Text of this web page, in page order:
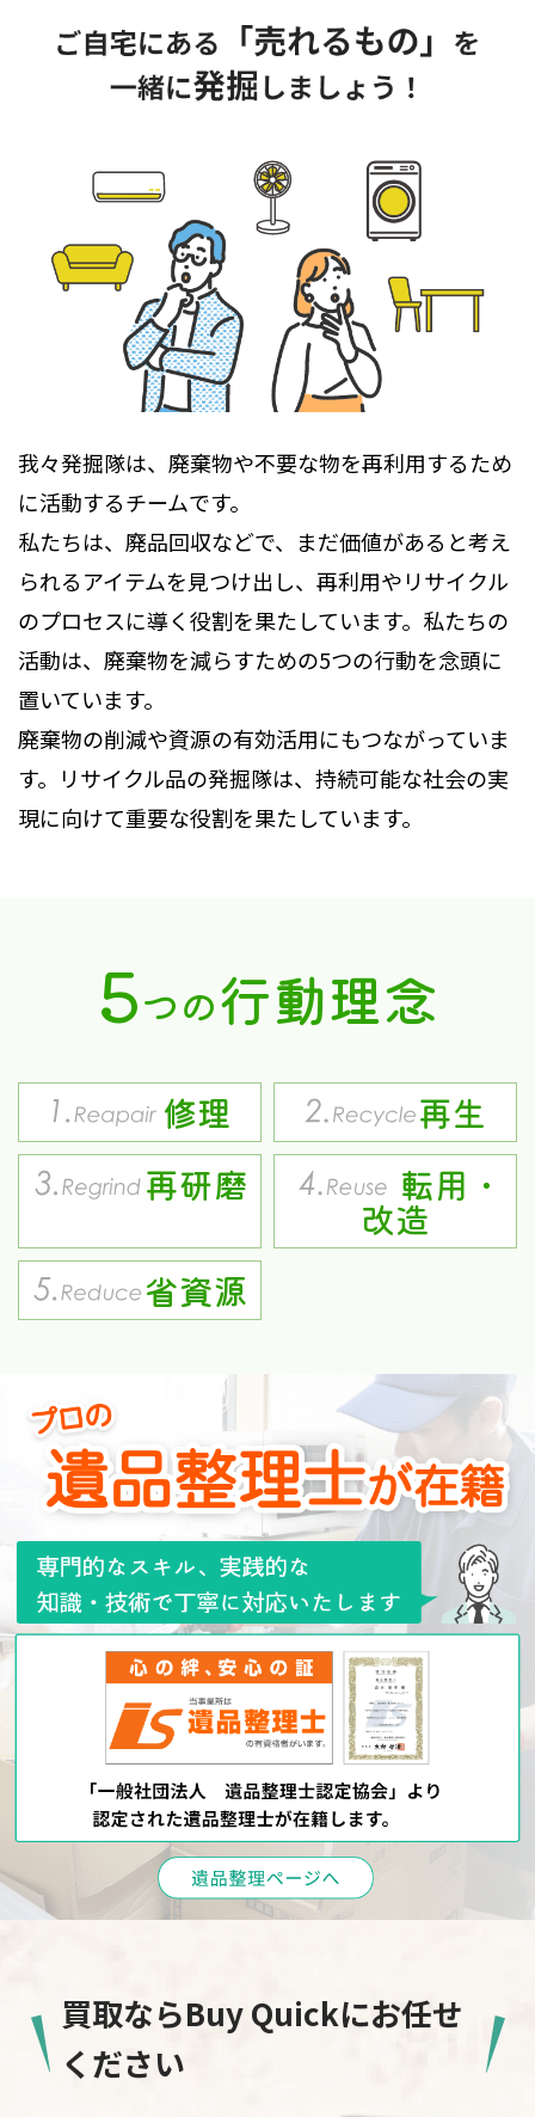
我々発掘隊は、廃棄物や不要な物を再利用するため
に活動するチームです。
私たちは、廃品回収などで、まだ価値があると考え
られるアイテムを見つけ出し、再利用やリサイクル
のプロセスに導く役割を果たしています。私たちの
活動は、廃棄物を減らすための5つの行動を念頭に
置いています。
廃棄物の削減や資源の有効活用にもつながっていま
す。リサイクル品の発掘隊は、持続可能な社会の実
現に向けて重要な役割を果たしています。
5つの行動理念
修理
再生
再研磨
転用・
改造
省資源
買取ならBuy Quickにお任せ
ください